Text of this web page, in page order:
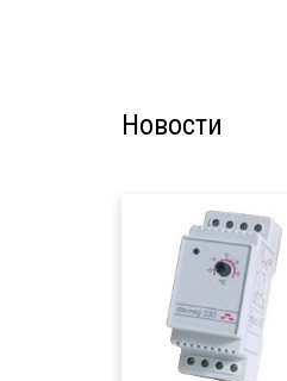
Новости